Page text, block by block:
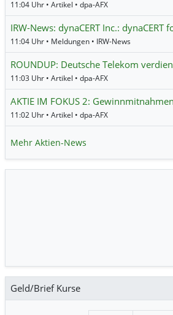
11:04 Uhr • Artikel • dpa-AFX
IRW-News: dynaCERT Inc.: dynaCERT
11:04 Uhr • Meldungen • IRW-News
ROUNDUP: Deutsche Telekom
11:03 Uhr • Artikel • dpa-AFX
AKTIE IM FOKUS 2:
11:02 Uhr • Artikel • dpa-AFX
Mehr Aktien-News
Geld/Brief Kurse